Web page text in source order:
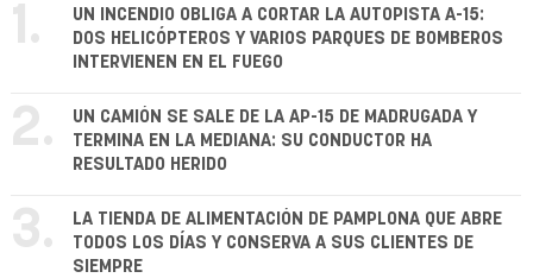
1.
UN INCENDIO OBLIGA A CORTAR LA AUTOPISTA A-15:
DOS HELICÓPTEROS Y VARIOS PARQUES DE BOMBEROS
INTERVIENEN EN EL FUEGO
2.
UN CAMIÓN SE SALE DE LA AP-15 DE MADRUGADA Y
TERMINA EN LA MEDIANA: SU CONDUCTOR HA
RESULTADO HERIDO
3.
LA TIENDA DE ALIMENTACIÓN DE PAMPLONA QUE ABRE
TODOS LOS DÍAS Y CONSERVA A SUS CLIENTES DE
SIEMPRE